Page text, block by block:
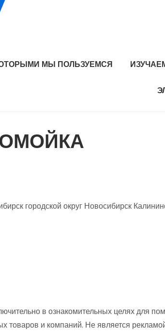
МЫ ПОЛЬЗУЕМСЯ
городской округ Новосибирск
в ознакомительных целях для
товаров и компаний. Не является